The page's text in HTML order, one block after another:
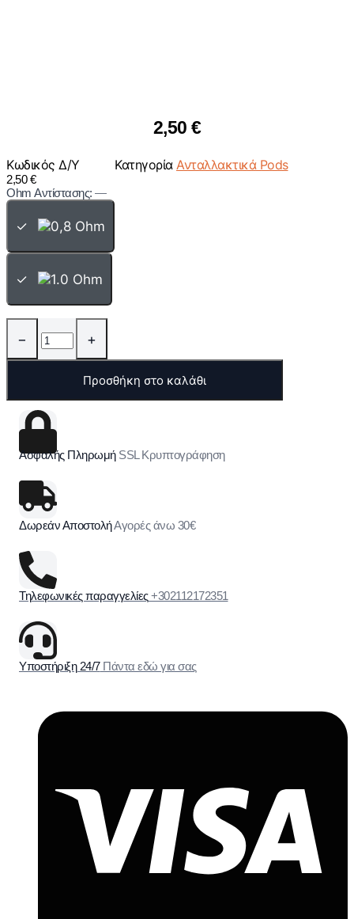
2,50 €
Κωδικός Δ/Υ Κατηγορία Ανταλλακτικά Pods
2,50€
Ohm Αντίστασης: —
✓
✓
− +
Προσθήκη στο καλάθι
Ασφαλής Πληρωμή SSL Κρυπτογράφηση
Δωρεάν ΑποστολήΑγορές άνω 30€
Τηλεφωνικές παραγγελίες +302112172351
Υποστήριξη 24/7 Πάντα εδώ για σας